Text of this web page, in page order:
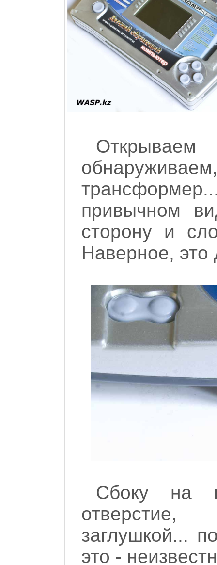
привычном
сторону и
Наверное, это
Сбоку на
заглушкой...
это -